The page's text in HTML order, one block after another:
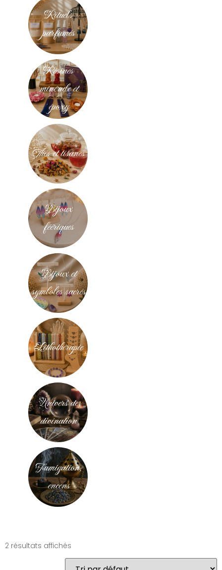
Rituels
parfumés
Résines
minérale et
époxy
Thés et tisanes
Bijoux
féériques
Bijoux et
symboles sacrés
Lithothérapie
Univers de
divination
Fumigation,
encens
2 résultats affichés